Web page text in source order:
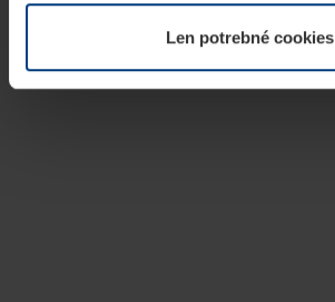
našej webovej stránky.Len potrebné cookies